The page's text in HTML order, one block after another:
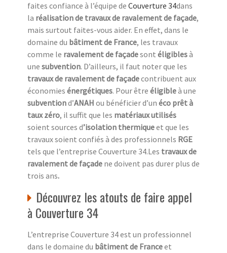
faites confiance à l’équipe de Couverture 34dans
la réalisation de travaux de ravalement de façade,
mais surtout faites-vous aider. En effet, dans le
domaine du bâtiment de France, les travaux
comme le ravalement de façadesont éligiblesà
une subvention. D’ailleurs, il faut noter que les
travaux de ravalement de façadecontribuent aux
économies énergétiques. Pour être éligibleà une
subventiond’ANAH ou bénéficier d’un éco prêt à
taux zéro, il suffit que les matériaux utilisés
soient sources d’isolation thermiqueet que les
travaux soient confiés à des professionnels RGE
tels que l’entreprise Couverture 34.Les travaux de
ravalement de façade ne doivent pas durer plus de
trois ans.
Découvrez les atouts de faire appel
à Couverture 34
L’entreprise Couverture 34 est un professionnel
dans le domaine du bâtiment de Franceet